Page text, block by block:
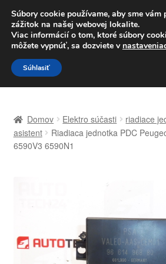
DOPRAVA od 6 EUR
Po–Pi 09:00–16:00 233 221
Preskočiť
na
navigáciu
Preskočiť
na
obsah
Celosvetová preprava
Môj účet
Domov Elektro súčasti riadiace
asistent
Riadiaca jednotka PDC
6590V3 6590N1
Súbory cookie používame, aby sme
zážitok na našej webovej lokalite.
Viac informácií o tom, ktoré súbory
môžete vypnúť, sa dozviete v
Súhlasiť